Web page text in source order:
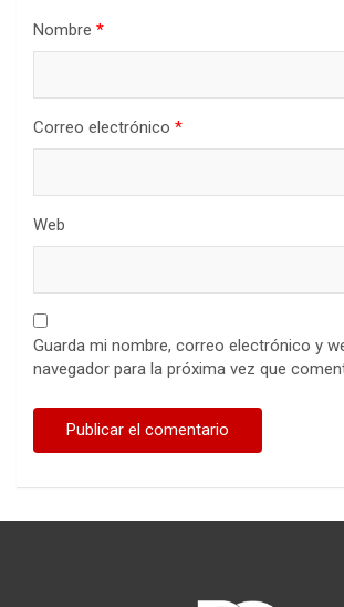
Nombre *
Correo electrónico *
Web
Guarda mi nombre, correo electrónico y
navegador para la próxima vez que